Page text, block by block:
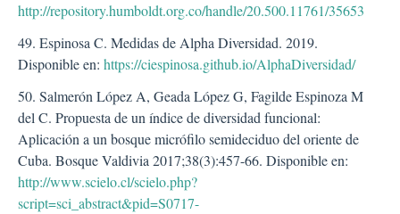
http://repository.humboldt.org.co/handle/20.500.11761/35653
49. Espinosa C. Medidas de Alpha Diversidad. 2019.
Disponible en: https://ciespinosa.github.io/AlphaDiversidad/
50. Salmerón López A, Geada López G, Fagilde Espinoza M
del C. Propuesta de un índice de diversidad funcional:
Aplicación a un bosque micrófilo semideciduo del oriente de
Cuba. Bosque Valdivia 2017;38(3):457-66. Disponible en:
http://www.scielo.cl/scielo.php?
script=sci_abstract&pid=S0717-